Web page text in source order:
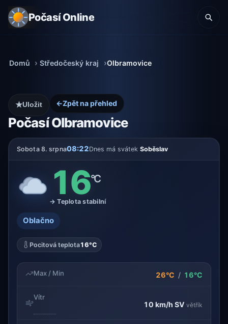
Počasí Online
Domů Středočeský kraj Olbramovice
←Zpět na přehled
Počasí Olbramovice
★Uložit
Sobota 8. srpna08:22Dnes má svátek Soběslav
16°C
→ Teplota stabilní
Oblačno
Pocitová teplota16°C
Max / Min 26°C / 16°C
Vítr
10 km/h SV větřík